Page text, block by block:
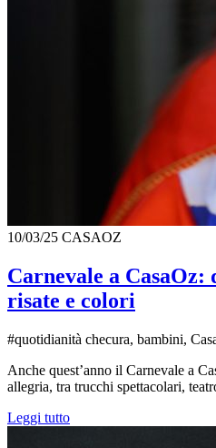
10/03/25 CASAOZ
Carnevale a
risate e colori
#quotidianità checura, bambini,
Anche quest’anno il Carnevale a
allegria, tra trucchi spettacolari,
Leggi tutto